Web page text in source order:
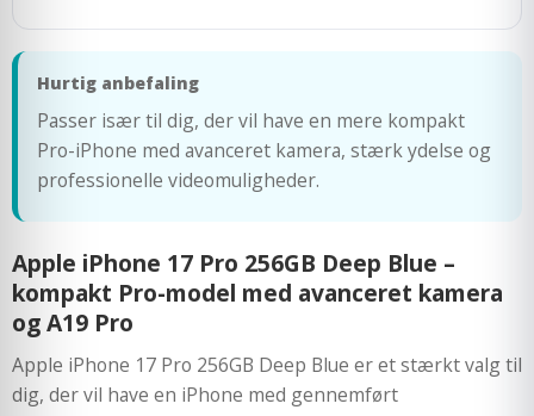
Hurtig anbefaling
Passer især til dig, der vil have en mere kompakt
Pro-iPhone med avanceret kamera, stærk ydelse og
professionelle videomuligheder.
Apple iPhone 17 Pro 256GB Deep Blue –
kompakt Pro-model med avanceret kamera
og A19 Pro
Apple iPhone 17 Pro 256GB Deep Blue er et stærkt valg til
dig, der vil have en iPhone med gennemført